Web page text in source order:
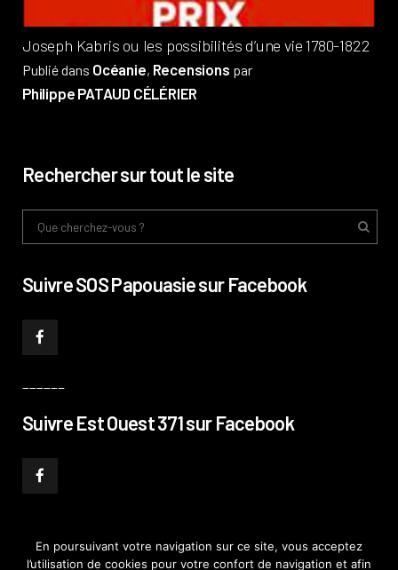
Joseph Kabris ou les possibilités d’une vie 1780-1822
Publié dans Océanie, Recensions par
Philippe PATAUD CÉLÉRIER
Rechercher sur tout le site
Suivre SOS Papouasie sur Facebook
Suivre Est Ouest 371 sur Facebook
En poursuivant votre navigation sur ce site, vous acceptez
l’utilisation de cookies pour votre confort de navigation et afin